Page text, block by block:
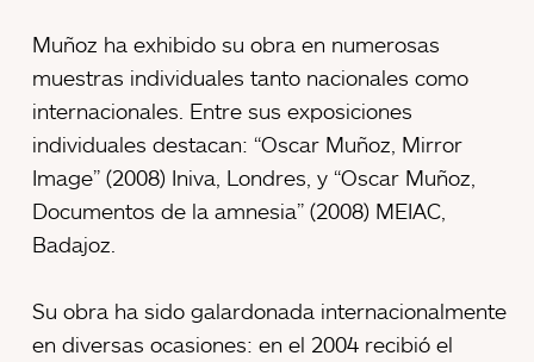
Muñoz ha exhibido su obra en numerosas
muestras individuales tanto nacionales como
internacionales. Entre sus exposiciones
individuales destacan: “Oscar Muñoz, Mirror
Image” (2008) Iniva, Londres, y “Oscar Muñoz,
Documentos de la amnesia” (2008) MEIAC,
Badajoz.
Su obra ha sido galardonada internacionalmente
en diversas ocasiones: en el 2004 recibió el